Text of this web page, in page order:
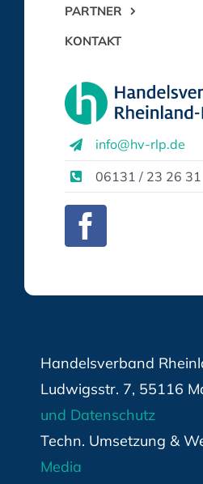
PARTNER
KONTAKT
info@hv-rlp.de
06131 / 23 26 31
Handelsverband
Ludwigsstr. 7, 55116
und Datenschutz
Techn. Umsetzung &
Media